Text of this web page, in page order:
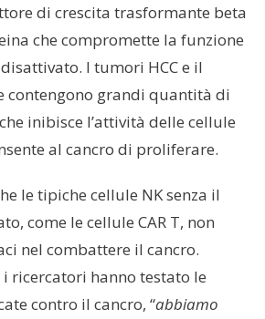
di crescita trasformante beta
che compromette la funzione
I tumori HCC e il
contengono grandi quantità di
inibisce l’attività delle cellule
al cancro di proliferare.
le tipiche cellule NK senza il
come le cellule CAR T, non
nel combattere il cancro.
ricercatori hanno testato le
contro il cancro, “abbiamo